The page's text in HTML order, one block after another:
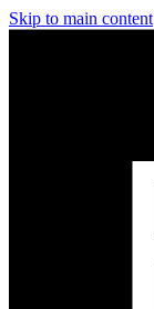
Skip to main content